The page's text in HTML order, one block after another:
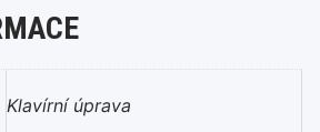
Klavírní úprava